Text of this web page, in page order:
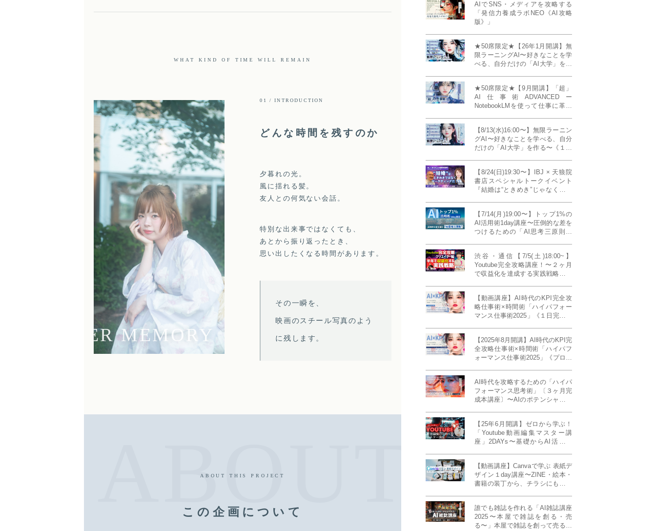
WHAT KIND OF TIME WILL REMAIN
01 / INTRODUCTION
どんな時間を残すのか
夕暮れの光。
風に揺れる髪。
友人との何気ない会話。
特別な出来事ではなくても、
あとから振り返ったとき、
思い出したくなる時間があります。
その一瞬を、
映画のスチール写真のよう
に残します。
ABOUT THIS PROJECT
この企画について
AIでSNS・メディアを攻略する
「発信力養成ラボNEO《AI攻略
版》」
★50席限定★【26年1月開講】無
限ラーニングAI〜好きなことを学
べる、自分だけの「AI大学」を作
★50席限定★【9月開講】「超」
AI仕事術ADVANCEDー
NotebookLMを使って仕事に革命
【8/13(水)16:00〜】無限ラーニン
グAI〜好きなことを学べる、自分
だけの「AI大学」を作る〜《１日
【8/24(日)19:30〜】IBJ × 天狼院
書店スペシャルトークイベント
『結婚は“ときめき”じゃなくて、
のカタチ〜《BOOKLove結婚相談
所presents》
【7/14(月)19:00〜】トップ1%の
AI活用術1day講座〜圧倒的な差を
つけるための「AI思考三原則」
渋谷・通信【7/5(土)18:00~】
Youtube完全攻略講座！〜２ヶ月
で収益化を達成する実践戦略！ゲ
発信力養成ラボNEO》
【動画講座】AI時代のKPI完全攻
略仕事術×時間術「ハイパフォー
マンス仕事術2025」《１日完成特
【2025年8月開講】AI時代のKPI完
全攻略仕事術×時間術「ハイパフ
ォーマンス仕事術2025」《プロフ
AI時代を攻略するための「ハイパ
フォーマンス思考術」〔３ヶ月完
成本講座〕〜AIのポテンシャルを
【25年6月開講】ゼロから学ぶ！
「Youtube動画編集マスター講
座」2DAYs〜基礎からAI活用ま
【動画講座】Canvaで学ぶ 表紙デ
ザイン１day講座〜ZINE・絵本・
書籍の装丁から、チラシにも活か
誰でも雑誌を作れる「AI雑誌講座
2025〜本屋で雑誌を創る・売
る〜」本屋で雑誌を創って売る！